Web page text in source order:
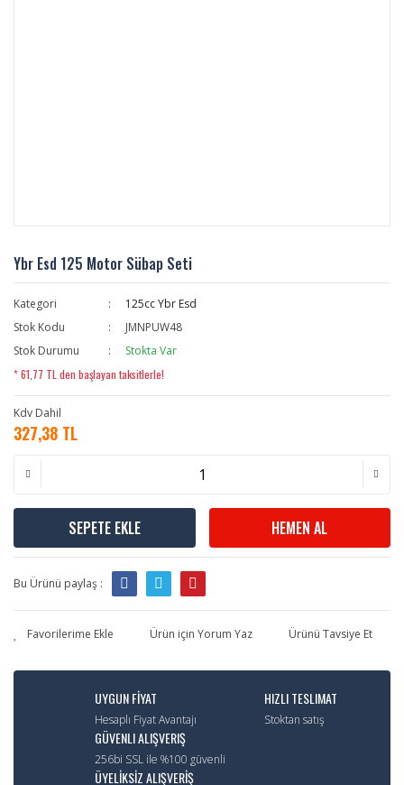
Ybr Esd 125 Motor Sübap Seti
Kategori
125cc Ybr Esd
Stok Kodu
JMNPUW48
Stok Durumu
Stokta Var
* 61,77 TL den başlayan taksitlerle!
Kdv Dahil
327,38 TL
SEPETE EKLE HEMEN AL
Bu Ürünü paylaş :
Ürün için Yorum Yaz Ürünü Tavsiye Et
UYGUN FİYAT
Hesaplı Fiyat Avantajı
HIZLI TESLIMAT
Stoktan satış
GÜVENLI ALIŞVERIŞ
256bi SSL ile %100 güvenli
ÜYELİKSİZ ALIŞVERİŞ